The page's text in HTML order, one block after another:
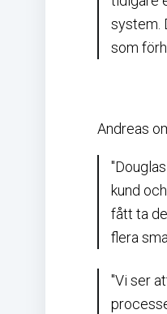
system.
som
Andreas
kund
fått ta
flera
"Vi ser